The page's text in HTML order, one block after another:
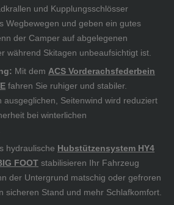
und Kupplungsschlösser
Wegbewegen und geben ein gutes
der Camper auf abgelegenen
während Skitagen unbeaufsichtigt ist.
Mit dem ACS Vorderachsfederbein
fahren Sie ruhiger und stabiler.
ausgeglichen, Seitenwind wird reduziert
bei winterlichen
hydraulische Hubstützensystem HY4
FOOT stabilisieren Ihr Fahrzeug
der Untergrund matschig oder gefroren
sicheren Stand und mehr Schlafkomfort.